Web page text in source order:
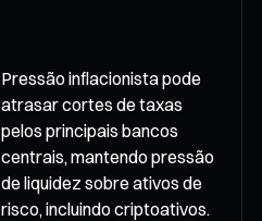
Pressão inflacionista pode
atrasar cortes de taxas
pelos principais bancos
centrais, mantendo pressão
de liquidez sobre ativos de
risco, incluindo criptoativos.